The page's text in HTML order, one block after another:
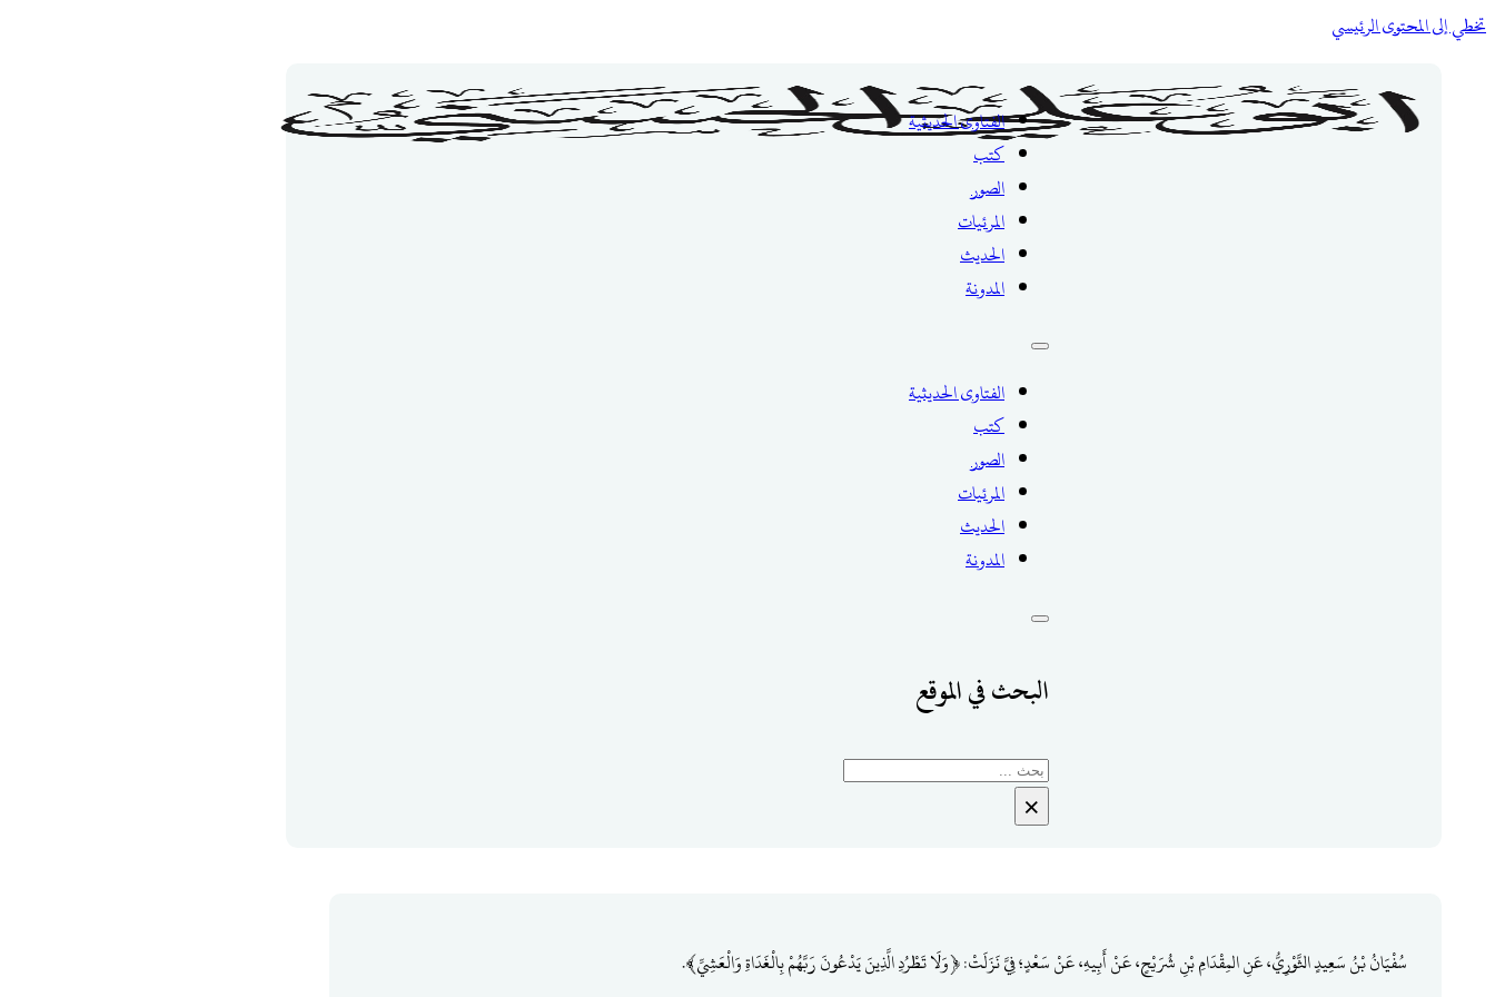
تخطي إلى المحتوى الرئيسي
الفتاوى الحديثية
كتب
الصور
المرئيات
الحديث
المدونة
الفتاوى الحديثية
كتب
الصور
المرئيات
الحديث
المدونة
البحث في الموقع
بحث
×
سُفْيَانُ بْنُ سَعِيدٍ الثَّوْرِيُّ، عَنِ المِقْدَامِ بْنِ شُرَيْحٍ، عَنْ أَبِيهِ، عَنْ سَعْدٍ؛ فِيَّ نَزَلَتْ: ﴿وَلَا تَطْرُدِ الَّذِينَ يَدْعُونَ رَبَّهُمْ بِالْغَدَاةِ وَالْعَشِيِّ﴾.